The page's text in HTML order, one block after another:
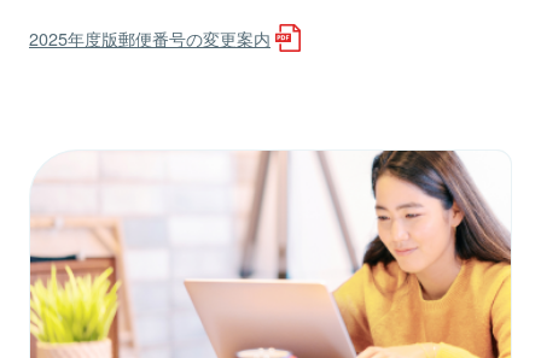
2025年度版郵便番号の変更案内